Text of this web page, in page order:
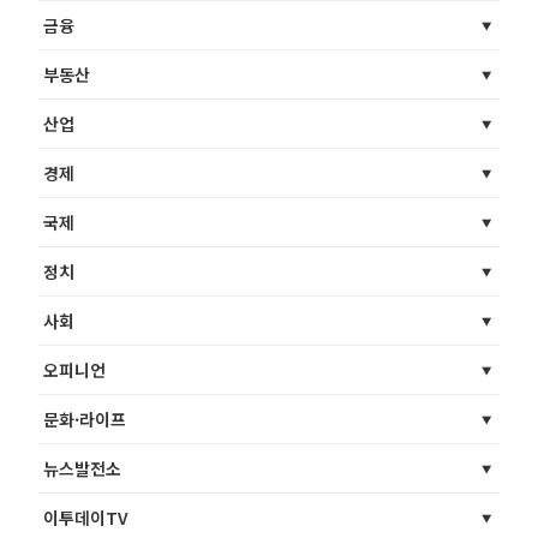
금융
부동산
산업
경제
국제
정치
사회
오피니언
문화·라이프
뉴스발전소
이투데이TV